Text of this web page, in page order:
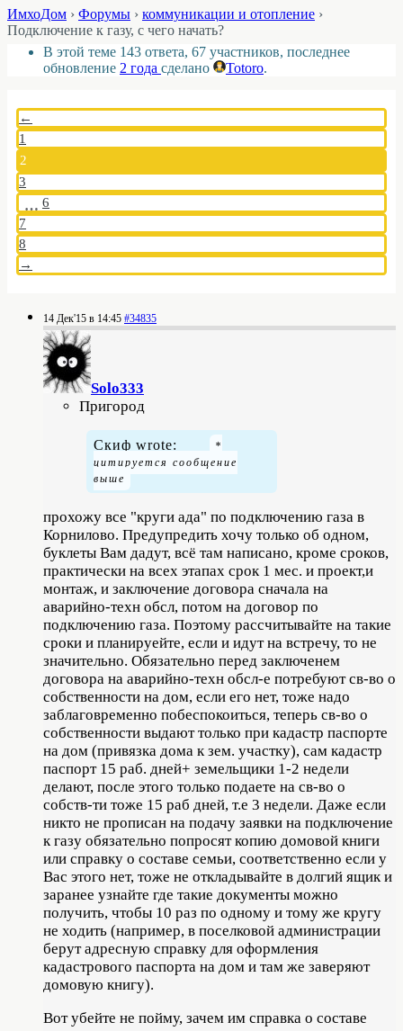
ИмхоДом › Форумы › коммуникации и отопление ›
Подключение к газу, с чего начать?
В этой теме 143 ответа, 67 участников, последнее
обновление 2 года сделано Totoro.
←
1
2
3
… 6
7
8
→
14 Дек'15 в 14:45 #34835
Solo333
Пригород
Скиф wrote:
прохожу все "круги ада" по подключению газа в
Корнилово. Предупредить хочу только об одном,
буклеты Вам дадут, всё там написано, кроме сроков,
практически на всех этапах срок 1 мес. и проект,и
монтаж, и заключение договора сначала на
аварийно-техн обсл, потом на договор по
подключению газа. Поэтому рассчитывайте на такие
сроки и планируейте, если и идут на встречу, то не
значительно. Обязательно перед заключенем
договора на аварийно-техн обсл-е потребуют св-во о
собственности на дом, если его нет, тоже надо
заблаговременно побеспокоиться, теперь св-во о
собственности выдают только при кадастр паспорте
на дом (привязка дома к зем. участку), сам кадастр
паспорт 15 раб. дней+ земельщики 1-2 недели
делают, после этого только подаете на св-во о
собств-ти тоже 15 раб дней, т.е 3 недели. Даже если
никто не прописан на подачу заявки на подключение
к газу обязательно попросят копию домовой книги
или справку о составе семьи, соответственно если у
Вас этого нет, тоже не откладывайте в долгий ящик и
заранее узнайте где такие документы можно
получить, чтобы 10 раз по одному и тому же кругу
не ходить (например, в поселковой администрации
берут адресную справку для оформления
кадастрового паспорта на дом и там же заверяют
домовую книгу).
Вот убейте не пойму, зачем им справка о составе